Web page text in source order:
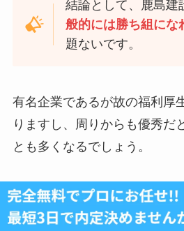
結論として、鹿島建
般的には勝ち組にな
題ないです。
有名企業であるが故の福利厚
りますし、周りからも優秀だ
とも多くなるでしょう。
平均年収